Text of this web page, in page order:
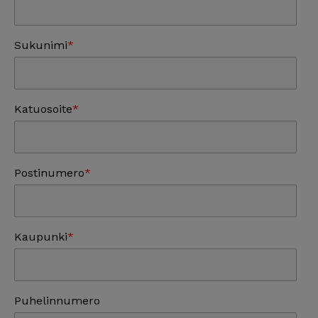
Sukunimi
Katuosoite
Postinumero
Kaupunki
Puhelinnumero